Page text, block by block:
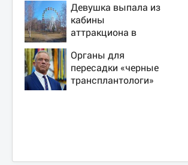
ремонтировать
самостоятельно
Девушка выпала из
кабины
аттракциона в
Органы для
пересадки «черные
трансплантологи»